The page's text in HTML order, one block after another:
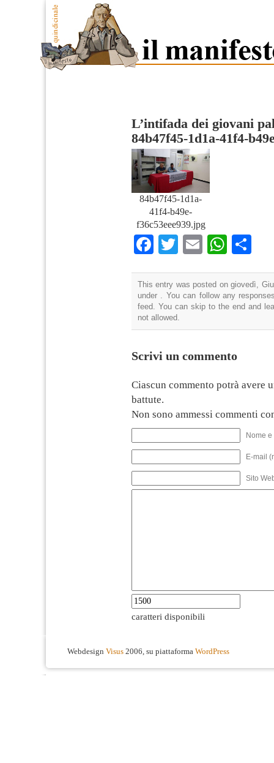
L’intifada dei giovani
84b47f45-1d1a-41f4-
84b47f45-1d1a-
41f4-b49e-
f36c53eee939.jpg
Facebook
TwitterEmail
This entry was posted on giovedì,
under . You can follow any
feed. You can skip to the end and
not allowed.
Scrivi un commento
Ciascun commento potrà avere
battute.
Non sono ammessi commenti
Nome
E-mail
Sito
caratteri disponibili
Webdesign Visus 2006, su piattaforma WordPress